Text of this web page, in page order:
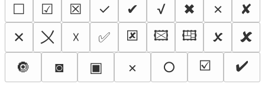
☐ ☑ ☒ ✓ ✔ √ ✖ ✗
✘
✕
〤 ☓ ✅ 🗷 🖾 🖽 🗴
🗶
🔘
◙ ▣ × ○ ☑️ ✔️